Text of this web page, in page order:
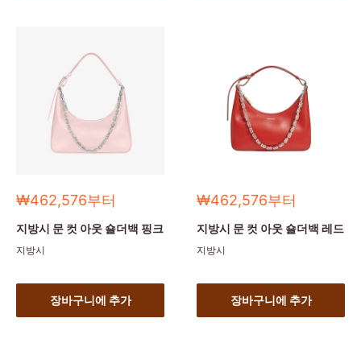
세
가
₩462,576부터
지방시 문 컷 아웃 숄더백 핑크
지방시
장바구니에 추가
세
가
₩462,576부터
지방시 문 컷 아웃 숄더백 레드
지방시
장바구니에 추가